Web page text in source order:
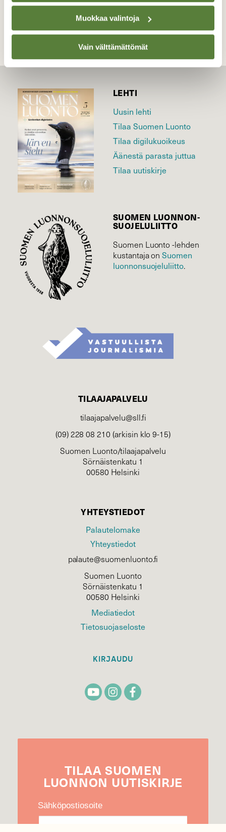
Muokkaa valintoja
Vain välttämättömät
LEHTI
Uusin lehti
Tilaa Suomen Luonto
Tilaa digilukuoikeus
Äänestä parasta juttua
Tilaa uutiskirje
SUOMEN LUONNON­
SUOJELU­LIITTO
Suomen Luonto -lehden
kustantaja onSuomen
luonnonsuojelu­liitto.
TILAAJAPALVELU
tilaajapalvelu@sll.fi
(09) 228 08 210 (arkisin klo 9-15)
Suomen Luonto/tilaajapalvelu
Sörnäistenkatu 1
00580 Helsinki
YHTEYSTIEDOT
Palautelomake
Yhteystiedot
palaute@suomenluonto.fi
Suomen Luonto
Sörnäistenkatu 1
00580 Helsinki
Mediatiedot
Tietosuojaseloste
KIRJAUDU
TILAA SUOMEN
LUONNON UUTIS­KIRJE
Sähköpostiosoite